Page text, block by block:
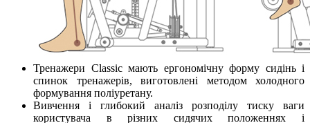
Тренажери Classic мають ергономічну форму сидінь і
спинок тренажерів, виготовлені методом холодного
формування поліуретану.
Вивчення і глибокий аналіз розподілу тиску ваги
користувача в різних сидячих положеннях і